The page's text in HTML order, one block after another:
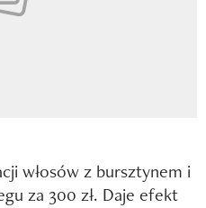
włosów z bursztynem i
za 300 zł. Daje efekt